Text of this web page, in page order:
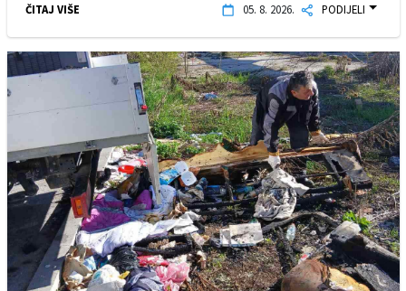
ČITAJ VIŠE 05. 8. 2026. PODIJELI